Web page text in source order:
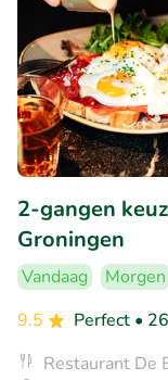
2-gangen
Groningen
Vandaag Morgen
9.5
Perfect •
Restaurant De